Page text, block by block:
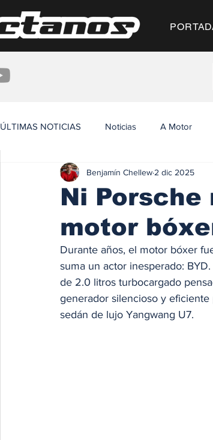
ÚLTIMAS NOTICIAS Noticias A Motor
Ni
motor
Benjamín Chellew 2 dic 2025
Durante años, el motor bóxer
suma un actor inesperado:
de 2.0 litros turbocargado
generador silencioso y
sedán de lujo Yangwang U7.